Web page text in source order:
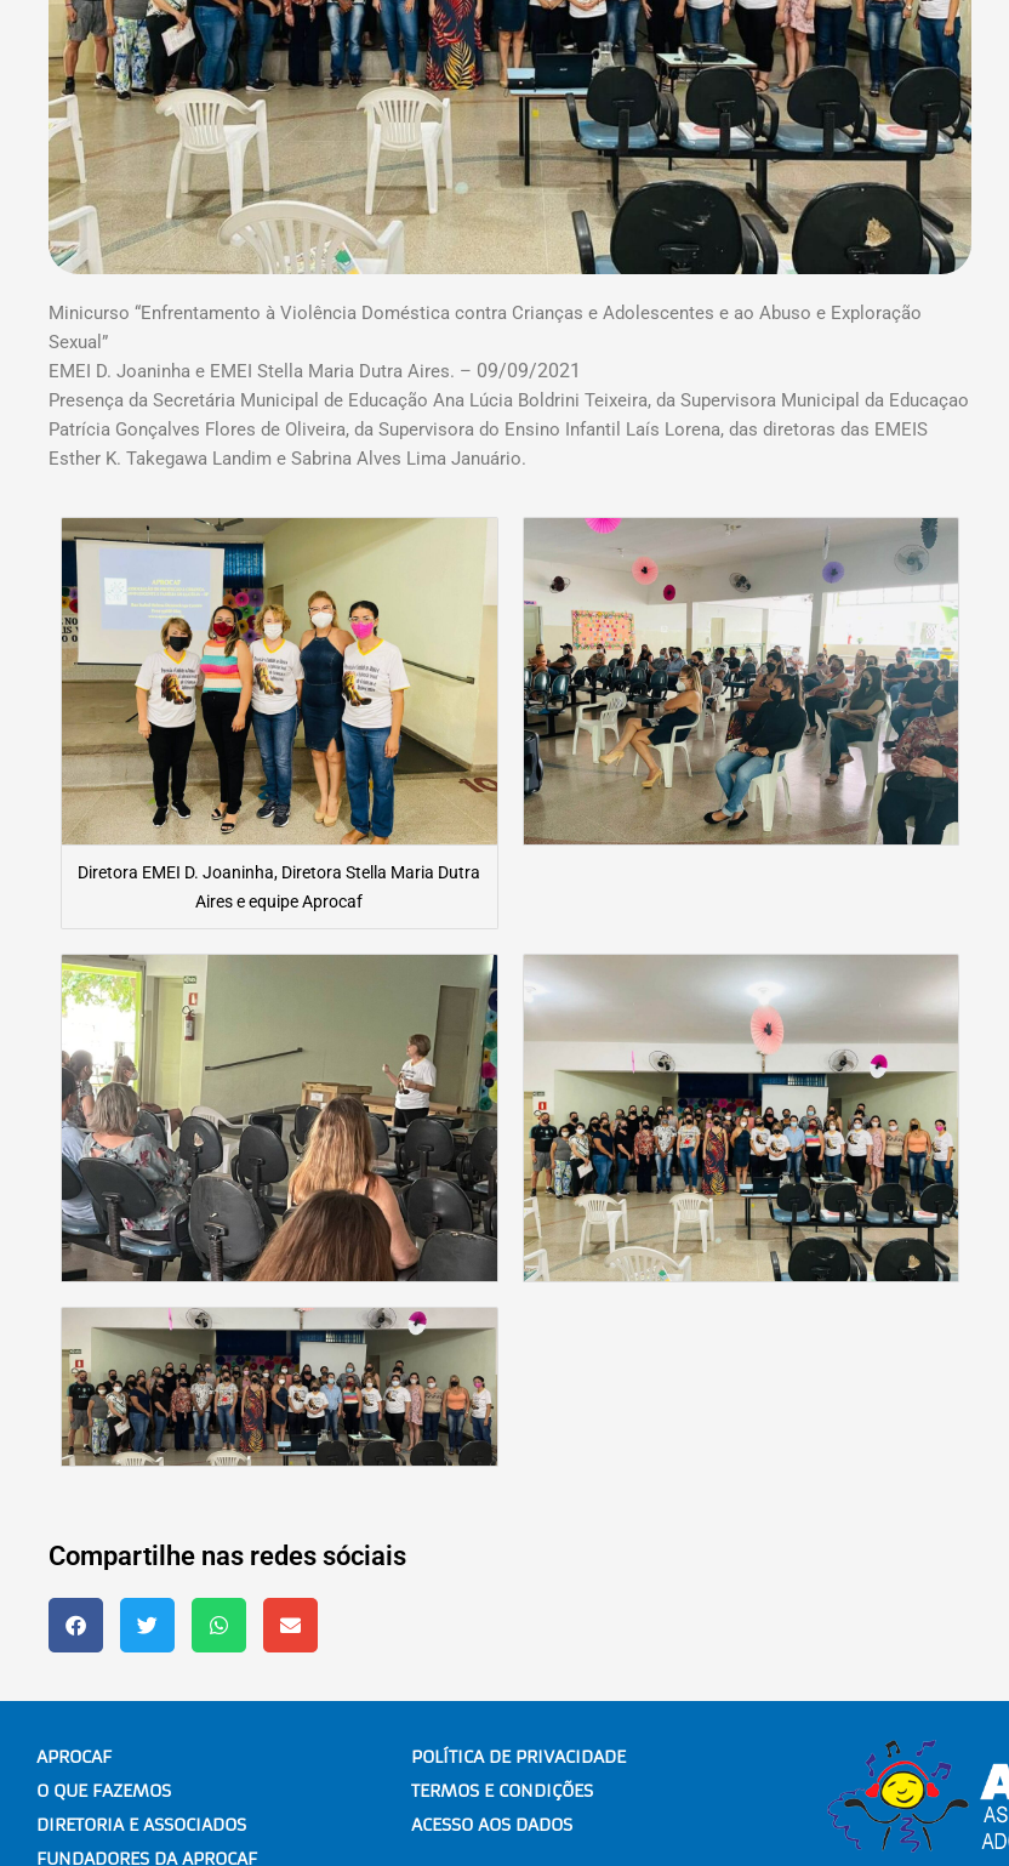
Minicurso “Enfrentamento à Violência Doméstica contra Crianças e Adolescentes e ao Abuso e Exploração
Sexual”
EMEI D. Joaninha e EMEI Stella Maria Dutra Aires. – 09/09/2021
Presença da Secretária Municipal de Educação Ana Lúcia Boldrini Teixeira, da Supervisora Municipal da Educaçao
Patrícia Gonçalves Flores de Oliveira, da Supervisora do Ensino Infantil Laís Lorena, das diretoras das EMEIS
Esther K. Takegawa Landim e Sabrina Alves Lima Januário.
Diretora EMEI D. Joaninha, Diretora Stella Maria Dutra
Aires e equipe Aprocaf
Compartilhe nas redes sóciais
APROCAF
O QUE FAZEMOS
DIRETORIA E ASSOCIADOS
FUNDADORES DA APROCAF
POLÍTICA DE PRIVACIDADE
TERMOS E CONDIÇÕES
ACESSO AOS DADOS